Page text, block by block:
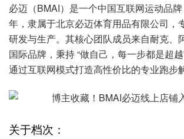
必迈（BMAI）是一个中国互联网运动品
年，隶属于北京必迈体育用品有限公司，
研发与生产。其核心团队成员来自耐克、
国际品牌，秉持 “做自己，每一步都是超
通过互联网模式打造高性价比的专业跑步
关于档次：